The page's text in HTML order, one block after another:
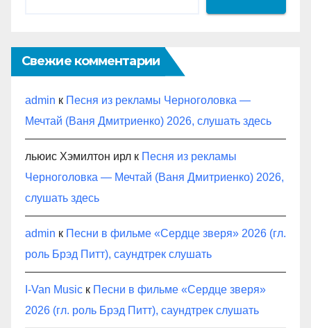
Свежие комментарии
admin к Песня из рекламы Черноголовка —
Мечтай (Ваня Дмитриенко) 2026, слушать здесь
льюис Хэмилтон ирл к Песня из рекламы
Черноголовка — Мечтай (Ваня Дмитриенко) 2026,
слушать здесь
admin к Песни в фильме «Сердце зверя» 2026 (гл.
роль Брэд Питт), саундтрек слушать
I-Van Music к Песни в фильме «Сердце зверя»
2026 (гл. роль Брэд Питт), саундтрек слушать